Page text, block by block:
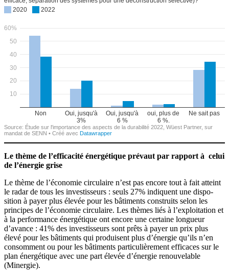
Le thème de l’efficacité énergé­tique prévaut par rapport à celui
de l’énergie grise
Le thème de l’économie circu­laire n’est pas encore tout à fait atteint
le radar de tous les inves­tis­seurs : seuls 27% indiquent une dispo­
sition à payer plus élevée pour les bâtiments construits selon les
principes de l’économie circu­laire. Les thèmes liés à l’exploitation et
à la perfor­mance énergé­tique ont encore une certaine longueur
d’avance : 41% des inves­tis­seurs sont prêts à payer un prix plus
élevé pour les bâtiments qui produisent plus d’énergie qu’ils n’en
consomment ou pour les bâtiments parti­cu­liè­rement efficaces sur le
plan énergé­tique avec une part élevée d’énergie renou­ve­lable
(Minergie).